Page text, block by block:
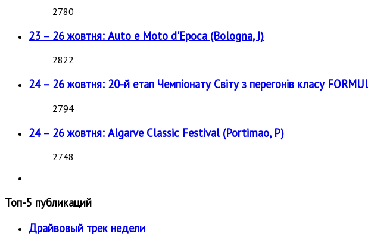
2780
23 – 26 жовтня: Auto e Moto d'Epoca (Bologna, I)
2822
24 – 26 жовтня: 20-й етап Чемпіонату Світу з перегонів класу
2794
24 – 26 жовтня: Algarve Classic Festival (Portimao, P)
2748
Топ-5 публикаций
Драйвовый трек недели